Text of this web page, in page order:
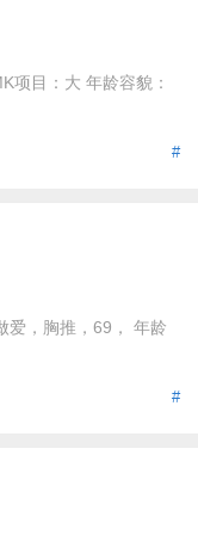
项目：大 年龄容貌：
#
爱，胸推，69， 年龄
#